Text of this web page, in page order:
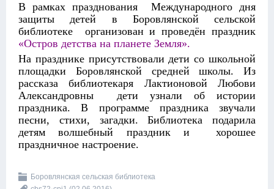
В рамках празднования Международного дня
защиты детей в Боровлянской сельской
библиотеке организован и проведён праздник
«Остров детства на планете Земля».
На празднике присутствовали дети со школьной
площадки Боровлянской средней школы. Из
рассказа библиотекаря Лактионовой Любови
Александровны дети узнали об истории
праздника. В программе праздника звучали
песни, стихи, загадки. Библиотека подарила
детям волшебный праздник и хорошее
праздничное настроение.
Боровлянская сельская библиотека